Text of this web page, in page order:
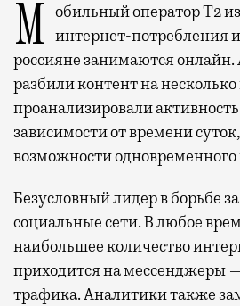
Мобильный оператор Т2 изучил модели интернет-потребления
россияне занимаются
разбили контент на
проанализировали
зависимости от времени
возможности одновременного
Безусловный лидер в борьбе
социальные сети. В любое
наибольшее количество
приходится на мессенджеры
трафика. Аналитики также